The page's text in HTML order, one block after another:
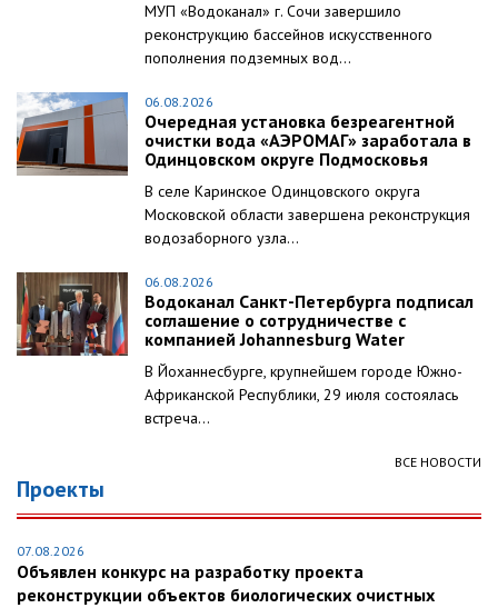
МУП «Водоканал» г. Сочи завершило
реконструкцию бассейнов искусственного
пополнения подземных вод...
06.08.2026
Очередная установка безреагентной
очистки вода «АЭРОМАГ» заработала в
Одинцовском округе Подмосковья
В селе Каринское Одинцовского округа
Московской области завершена реконструкция
водозаборного узла...
06.08.2026
Водоканал Санкт-Петербурга подписал
соглашение о сотрудничестве с
компанией Johannesburg Water
В Йоханнесбурге, крупнейшем городе Южно-
Африканской Республики, 29 июля состоялась
встреча...
ВСЕ НОВОСТИ
Проекты
07.08.2026
Объявлен конкурс на разработку проекта
реконструкции объектов биологических очистных